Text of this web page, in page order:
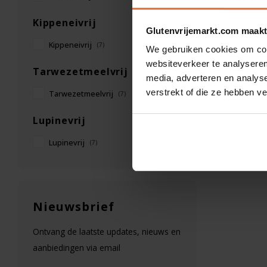
Glutenvrijemarkt.com
We gebruiken cookies om
websiteverkeer te
media, adverteren en
verstrekt of die ze hebben
Kippeneivrij
Kippeneivrij (7)
Tarwezetmeelvrij
Tarwezetmeelvrij (7)
Lupinevrij
Lupinevrij (7)
Nieuwsbrief
Ontvang de laatste updates, nieuws en
aanbiedingen via email